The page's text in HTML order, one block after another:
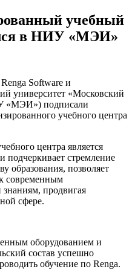
учебный
в НИУ «МЭИ»
Software и
университет «Московский
«МЭИ») подписали
учебного центра
центра является
подчеркивает стремление
позволяет
современным
знаниям, продвигая
сфере.
оборудованием и
состав успешно
обучение по Renga.